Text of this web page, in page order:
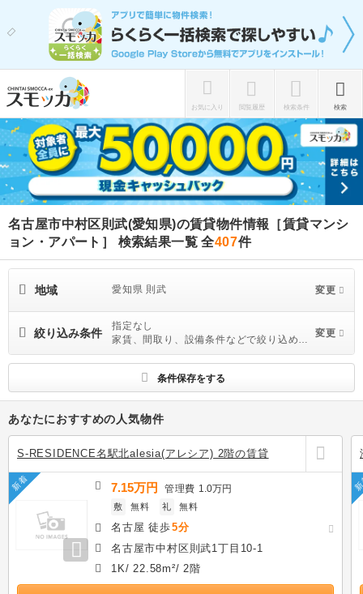
お気に入り 閲覧履歴 検索条件 検索
名古屋市中村区則武(愛知県)の賃貸物件情報［賃貸マンシ
ョン・アパート］ 検索結果一覧全407件
地域 愛知県 則武 変更
絞り込み条件
指定なし
家賃、間取り、設備条件などで絞り込めま
す
変更
条件保存をする
あなたにおすすめの人気物件
S-RESIDENCE名駅北alesia(アレシア) 2階の賃貸
新着 7.15万円 管理費 1.0万円
敷 無料 礼 無料
名古屋 徒歩5分
名古屋市中村区則武1丁目10-1
1K/ 22.58m²/ 2階